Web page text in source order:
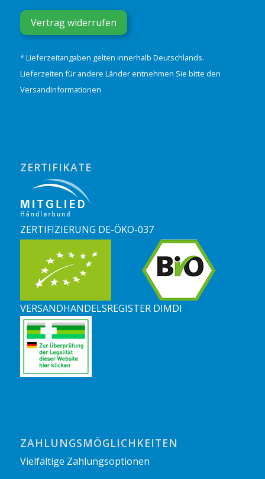
Vertrag widerrufen
* Lieferzeitangaben gelten innerhalb Deutschlands.
Lieferzeiten für andere Länder entnehmen Sie bitte den
Versandinformationen
ZERTIFIKATE
ZERTIFIZIERUNG DE-ÖKO-037
VERSANDHANDELSREGISTER DIMDI
ZAHLUNGSMÖGLICHKEITEN
Vielfältige Zahlungsoptionen